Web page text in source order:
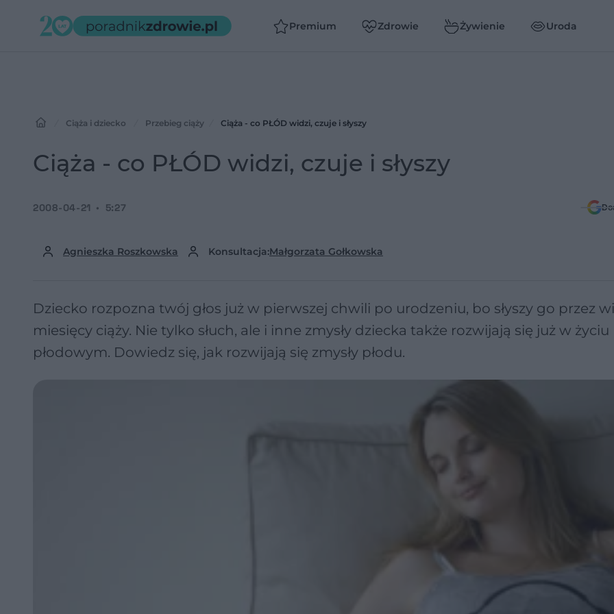
Premium Zdrowie Żywienie Uroda
Ciąża i dziecko Przebieg ciąży Ciąża - co PŁÓD widzi, czuje i słyszy
Ciąża - co PŁÓD widzi, czuje i słyszy
Agnieszka Roszkowska Konsultacja:Małgorzata Gołkowska
2008-04-21 5:27
Dziecko rozpozna twój głos już w pierwszej chwili po urodzeniu, bo słyszy go przez
miesięcy ciąży. Nie tylko słuch, ale i inne zmysły dziecka także rozwijają się już w życiu
płodowym. Dowiedz się, jak rozwijają się zmysły płodu.